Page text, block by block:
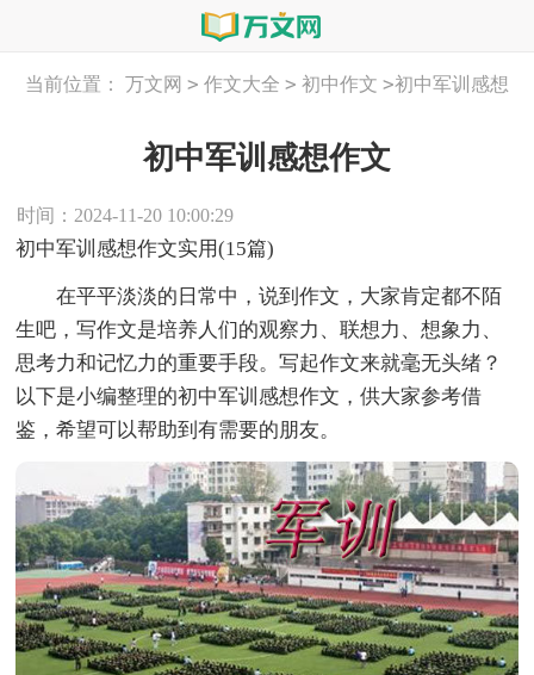
当前位置： 万文网 > 作文大全 > 初中作文 >初中军训感想
初中军训感想作文
时间：2024-11-20 10:00:29
初中军训感想作文实用(15篇)
在平平淡淡的日常中，说到作文，大家肯定都不陌
生吧，写作文是培养人们的观察力、联想力、想象力、
思考力和记忆力的重要手段。写起作文来就毫无头绪？
以下是小编整理的初中军训感想作文，供大家参考借
鉴，希望可以帮助到有需要的朋友。